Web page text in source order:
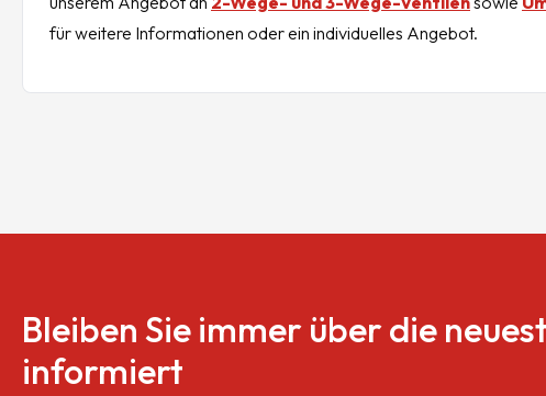
für weitere Informationen oder ein individuelles Angebot.
Bleiben Sie immer über die
informiert